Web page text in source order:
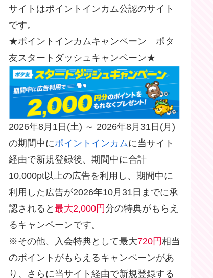
サイトはポイントインカム公認のサイト
です。
★ポイントインカムキャンペーン ポタ
友スタートダッシュキャンペーン★
2026年8月1日(土) ～ 2026年8月31日(月)
の期間中にポイントインカムに当サイト
経由で新規登録後、期間中に合計
10,000pt以上の広告を利用し、期間中に
利用した広告が2026年10月31日までに承
認されると 最大2,000円分の特典がもらえ
るキャンペーンです。
※その他、入会特典として最大720円相当
のポイントがもらえるキャンペーンがあ
り、さらに当サイト経由で新規登録する